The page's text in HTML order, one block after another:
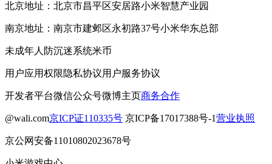
北京地址：北京市昌平区安居路小米智慧产业园
南京地址：南京市建邺区永初路37号小米华东总部
未成年人防沉迷系统米币
用户应用权限隐私协议用户服务协议
开发者平台微信公众号微博主页商务合作
@wali.com京ICP证110335号 京ICP备17017388号-1营业执照
京公网安备11010802023678号